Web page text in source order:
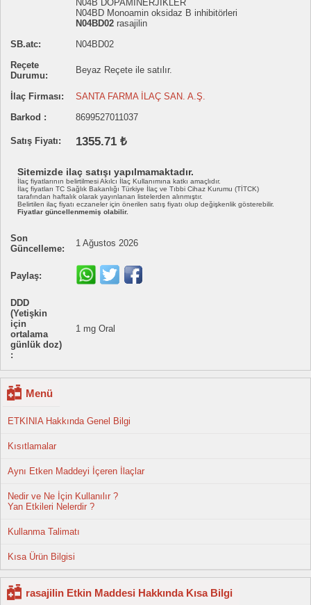
N04B DOPAMİNERJİKLER
N04BD Monoamin oksidaz B inhibitörleri
N04BD02 rasajilin
SB.atc:
N04BD02
Reçete
Durumu:
Beyaz Reçete ile satılır.
İlaç Firması:
SANTA FARMA İLAÇ SAN. A.Ş.
Barkod :
8699527011037
Satış Fiyatı: 1355.71 ₺
Sitemizde ilaç satışı yapılmamaktadır.
İlaç fiyatlarının belirtilmesi Akılcı İlaç Kullanımına katkı amaçlıdır.
İlaç fiyatları TC Sağlık Bakanlığı Türkiye İlaç ve Tıbbi Cihaz Kurumu (TİTCK)
tarafından haftalık olarak yayınlanan listelerden alınmıştır.
Belirtilen ilaç fiyatı eczaneler için önerilen satış fiyatı olup değişkenlik gösterebilir.
Fiyatlar güncellenmemiş olabilir.
Son
Güncelleme:
1 Ağustos 2026
Paylaş:
DDD
(Yetişkin
için
ortalama
günlük doz)
:
1 mg Oral
Menü
ETKINIA Hakkında Genel Bilgi
Kısıtlamalar
Aynı Etken Maddeyi İçeren İlaçlar
Nedir ve Ne İçin Kullanılır ?
Yan Etkileri Nelerdir ?
Kullanma Talimatı
Kısa Ürün Bilgisi
rasajilin Etkin Maddesi Hakkında Kısa Bilgi